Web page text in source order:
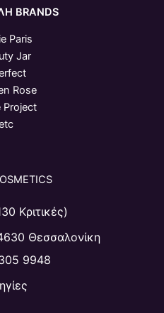
BRANDS
Paris
Jar
Rose
Project
Κριτικές)
Θεσσαλονίκη
9948